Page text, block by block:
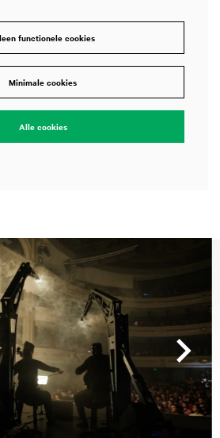
functionele cookies
Minimale cookies
Alle cookies